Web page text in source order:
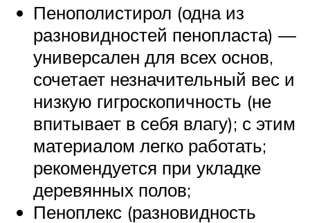
Пенополистирол (одна из
разновидностей пенопласта) —
универсален для всех основ,
сочетает незначительный вес и
низкую гигроскопичность (не
впитывает в себя влагу); с этим
материалом легко работать;
рекомендуется при укладке
деревянных полов;
Пеноплекс (разновидность